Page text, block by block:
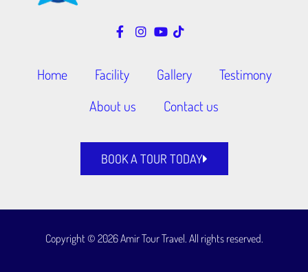
Home Facility Gallery
Testimony
About us
Contact us
BOOK A TOUR TODAY
Copyright © 2026 Amir Tour Travel. All rights reserved.